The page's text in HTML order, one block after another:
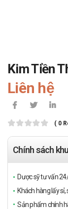
Kim Tiền
Liên hệ
( 0
Chính sách
Dược sỹ tư vấn
Khách hàng lấy
Sản phẩm chính